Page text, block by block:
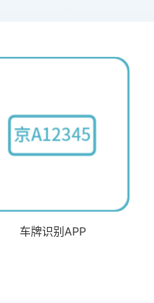
车牌识别APP